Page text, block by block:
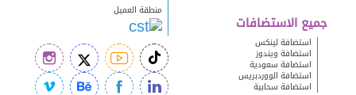
جميع الاستضافات
استضافة لينكس
استضافة ويندوز
استضافة سعودية
استضافة الووردبريس
استضافة سحابية
منطقة العميل